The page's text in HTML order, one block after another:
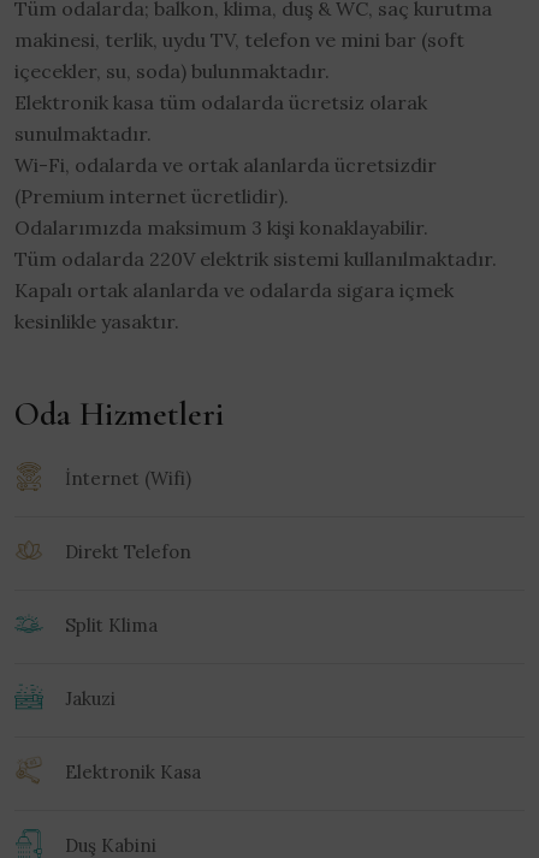
Tüm odalarda; balkon, klima, duş & WC, saç kurutma
makinesi, terlik, uydu TV, telefon ve mini bar (soft
içecekler, su, soda) bulunmaktadır.
Elektronik kasa tüm odalarda ücretsiz olarak
sunulmaktadır.
Wi-Fi, odalarda ve ortak alanlarda ücretsizdir
(Premium internet ücretlidir).
Odalarımızda maksimum 3 kişi konaklayabilir.
Tüm odalarda 220V elektrik sistemi kullanılmaktadır.
Kapalı ortak alanlarda ve odalarda sigara içmek
kesinlikle yasaktır.
Oda Hizmetleri
İnternet (Wifi)
Direkt Telefon
Split Klima
Jakuzi
Elektronik Kasa
Duş Kabini